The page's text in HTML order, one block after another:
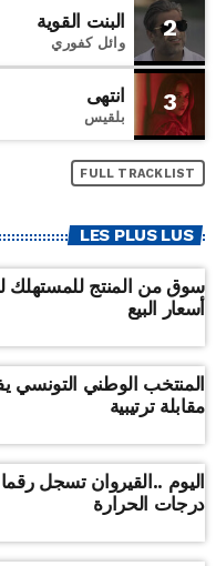
2 البنت القوية
وائل كفوري
3 انتهى
بلقيس
FULL TRACKLIST
LES PLUS LUS
سوق من المنتج للمستهلك
أسعار البيع
المنتخب الوطني
مقابلة ترتيبية
اليوم ..القيروان تسجل
درجات الحرارة